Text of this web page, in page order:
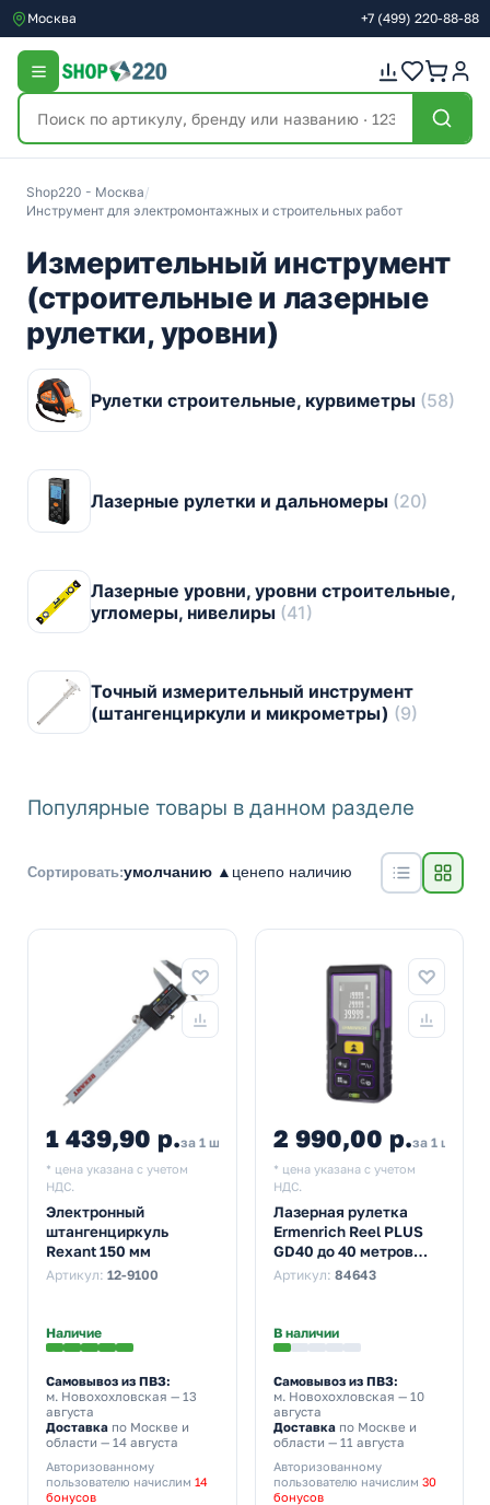
Москва +7 (499) 220-88-88
Shop220 - Москва/
Инструмент для электромонтажных и строительных работ
Измерительный инструмент
(строительные и лазерные
рулетки, уровни)
Рулетки строительные, курвиметры (58)
Лазерные рулетки и дальномеры (20)
Лазерные уровни, уровни строительные,
угломеры, нивелиры (41)
Точный измерительный инструмент
(штангенциркули и микрометры) (9)
Популярные товары в данном разделе
Сортировать:умолчанию ▲ ценепо наличию
1 439,90 р.за 1 шт
* цена указана с учетом
НДС.
Электронный
штангенциркуль
Rexant 150 мм
Артикул: 12-9100
Наличие
Самовывоз из ПВЗ:
м. Новохохловская — 13
августа
Доставка по Москве и
области — 14 августа
Авторизованному
пользователю начислим 14
бонусов
2 990,00 р.за 1 шт
* цена указана с учетом
НДС.
Лазерная рулетка
Ermenrich Reel PLUS
GD40 до 40 метров
фиолетовый
Артикул: 84643
В наличии
Самовывоз из ПВЗ:
м. Новохохловская — 10
августа
Доставкапо Москве и
области — 11 августа
Авторизованному
пользователю начислим 30
бонусов